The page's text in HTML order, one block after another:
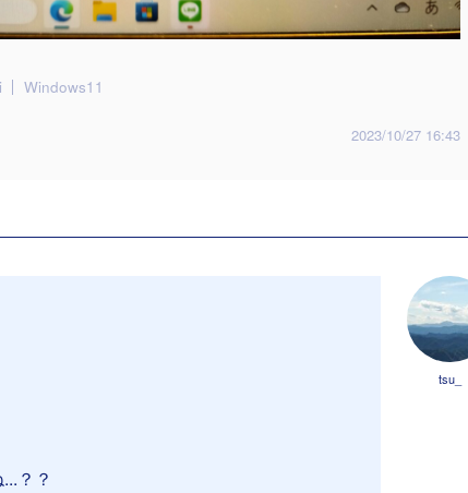
Windows11
2023/10/27 16:43
tsu_
？？